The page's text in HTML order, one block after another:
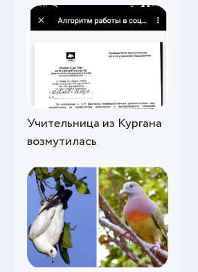
Учительница из Кургана
возмутилась